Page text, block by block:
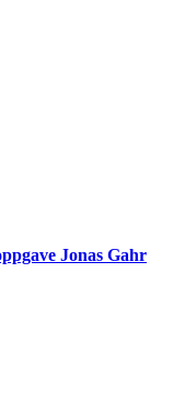
Jonas Gahr